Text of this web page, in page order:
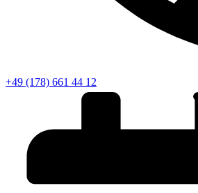
+49 (178) 661 44 12